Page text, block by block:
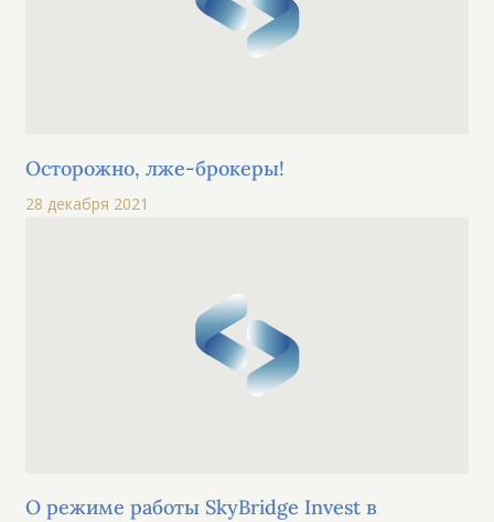
Осторожно, лже-брокеры!
28 декабря 2021
О режиме работы SkyBridge Invest в